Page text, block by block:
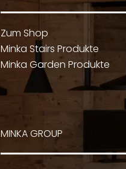
Zum Shop
Minka Stairs Produkte
Minka Garden Produkte
MINKA GROUP